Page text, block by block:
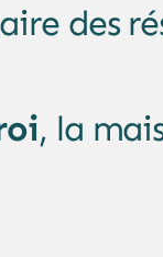
des
, la